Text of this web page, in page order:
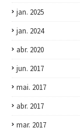
jan. 2025
jan. 2024
abr. 2020
jun. 2017
mai. 2017
abr. 2017
mar. 2017